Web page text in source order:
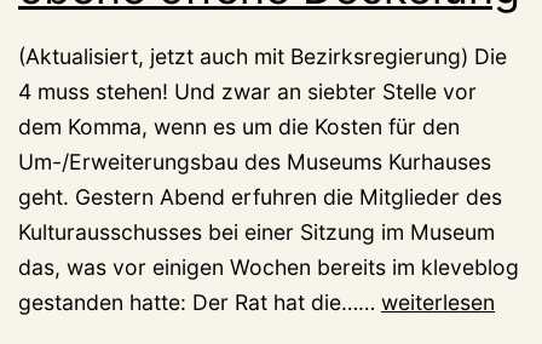
(Aktualisiert, jetzt auch mit Bezirksregierung) Die
4 muss stehen! Und zwar an siebter Stelle vor
dem Komma, wenn es um die Kosten für den
Um-/Erweiterungsbau des Museums Kurhauses
geht. Gestern Abend erfuhren die Mitglieder des
Kulturausschusses bei einer Sitzung im Museum
das, was vor einigen Wochen bereits im kleveblog
gestanden hatte: Der Rat hat die…… Kurhaus:
weiterlesen